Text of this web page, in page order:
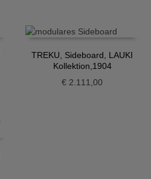
TREKU, Sideboard, LAUKI
Kollektion,1904
€ 2.111,00